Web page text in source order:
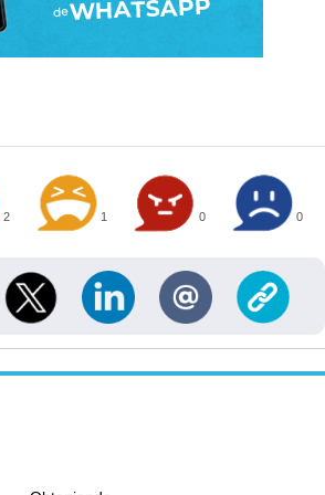
2 1 0 0